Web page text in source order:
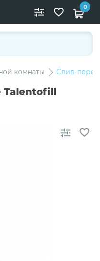
0
комнаты Слив-
Talentofill